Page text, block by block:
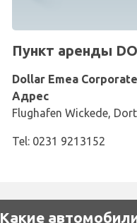
Пункт аренды
Dollar Emea Corporate
Адрес
Flughafen Wickede,
Tel: 0231 9213152
Какие